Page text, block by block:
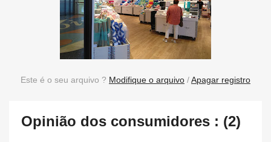
Este é o seu arquivo ? Modifique o arquivo /Apagar registro
Opinião dos consumidores : (2)